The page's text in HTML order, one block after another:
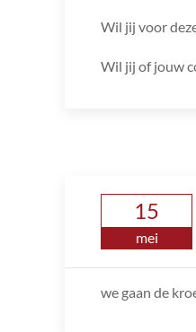
Wil jij voor
Wil jij of jouw
15
mei
we gaan de